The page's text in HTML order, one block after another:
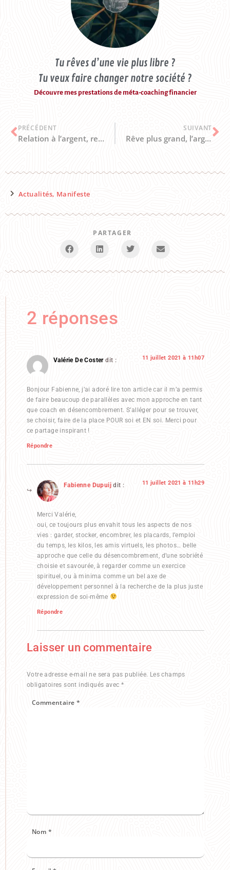
Tu rêves d’une vie plus libre ?
Tu veux faire changer notre société ?
Découvre mes prestations de méta-coaching financier
PRÉCÉDENT
Relation à l’argent, relation à l’alimentation : te libérer des dépendances ?
SUIVANT
Rêve plus grand, l’argent suivra
Actualités, Manifeste
PARTAGER
2 réponses
Valérie De Coster dit : 11 juillet 2021 à 11h07
Bonjour Fabienne, j’ai adoré lire ton article car il m’a permis
de faire beaucoup de parallèles avec mon approche en tant
que coach en désencombrement. S’alléger pour se trouver,
se choisir, faire de la place POUR soi et EN soi. Merci pour
ce partage inspirant !
Répondre
Fabienne Dupuij dit : 11 juillet 2021 à 11h29
Merci Valérie,
oui, ce toujours plus envahit tous les aspects de nos
vies : garder, stocker, encombrer, les placards, l’emploi
du temps, les kilos, les amis virtuels, les photos… belle
approche que celle du désencombrement, d’une sobriété
choisie et savourée, à regarder comme un exercice
spirituel, ou à minima comme un bel axe de
développement personnel à la recherche de la plus juste
expression de soi-même
Répondre
Laisser un commentaire
Votre adresse e-mail ne sera pas publiée. Les champs
obligatoires sont indiqués avec *
Commentaire *
Nom *